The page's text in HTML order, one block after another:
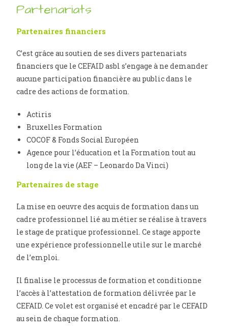
Partenariats
Partenaires financiers
C’est grâce au soutien de ses divers partenariats
financiers que le CEFAID asbl s’engage à ne demander
aucune participation financière au public dans le
cadre des actions de formation.
Actiris
Bruxelles Formation
COCOF & Fonds Social Européen
Agence pour l’éducation et la Formation tout au
long de la vie (AEF – Leonardo Da Vinci)
Partenaires de stage
La mise en oeuvre des acquis de formation dans un
cadre professionnel lié au métier se réalise à travers
le stage de pratique professionnel. Ce stage apporte
une expérience professionnelle utile sur le marché
de l’emploi.
Il finalise le processus de formation et conditionne
l’accès à l’attestation de formation délivrée par le
CEFAID. Ce volet est organisé et encadré par le CEFAID
au sein de chaque formation.